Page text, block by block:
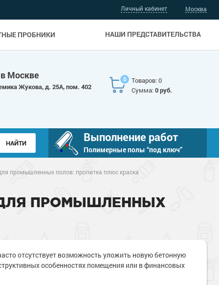
Личный кабинет
НАШИ ПРЕДСТАВИТЕЛЬСТВА
ПРОБНИКИ
Москва
Москве
Жукова, д. 25А, пом. 402
0
Товаров: 0
Сумма:0 руб.
Выполнение работ
Полимерные полы “под ключ”
промышленных полов: пропитка плюс краска
ПРОМЫШЛЕННЫХ
отсутствует возможность уложить новую бетонную
особенностях помещения или в финансовых